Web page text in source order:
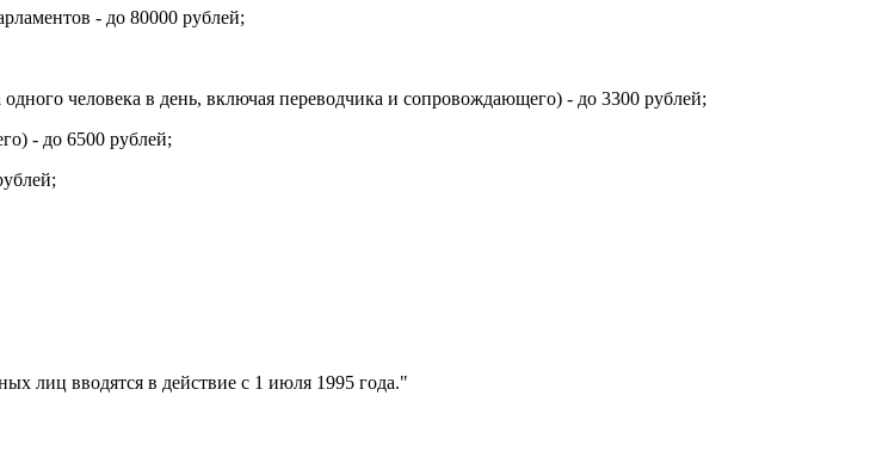
- до 80000 рублей;
человека в день, включая переводчика и сопровождающего) - до 3300 рублей;
- до 6500 рублей;
лиц вводятся в действие с 1 июля 1995 года."